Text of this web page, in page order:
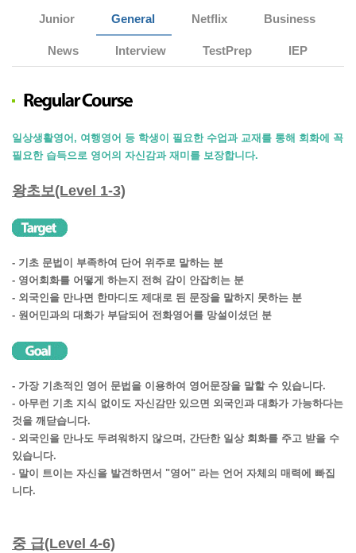
Junior General Netflix Business
News Interview TestPrep IEP
일상생활영어, 여행영어 등 학생이 필요한 수업과 교재를 통해 회화에 꼭
필요한 습득으로 영어의 자신감과 재미를 보장합니다.
왕초보(Level 1-3)
- 기초 문법이 부족하여 단어 위주로 말하는 분
- 영어회화를 어떻게 하는지 전혀 감이 안잡히는 분
- 외국인을 만나면 한마디도 제대로 된 문장을 말하지 못하는 분
- 원어민과의 대화가 부담되어 전화영어를 망설이셨던 분
- 가장 기초적인 영어 문법을 이용하여 영어문장을 말할 수 있습니다.
- 아무런 기초 지식 없이도 자신감만 있으면 외국인과 대화가 가능하다는
것을 깨닫습니다.
- 외국인을 만나도 두려워하지 않으며, 간단한 일상 회화를 주고 받을 수
있습니다.
- 말이 트이는 자신을 발견하면서 "영어" 라는 언어 자체의 매력에 빠집
니다.
중 급(Level 4-6)